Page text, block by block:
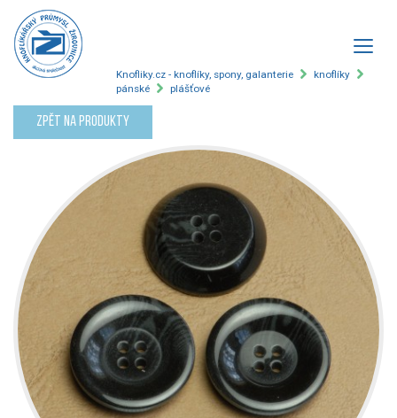
Knofliky.cz - knoflíky, spony, galanterie
knoflíky
pánské
plášťové
Zpět na produkty